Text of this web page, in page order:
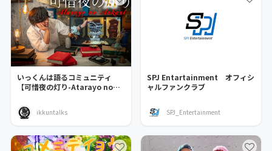
いっくんは語るコミュニティ
【可惜夜の灯り-Atarayo no
ikkuntalks
SPJ Entartainment オフィシ
ャルファンクラブ
SPJ_Entertainment